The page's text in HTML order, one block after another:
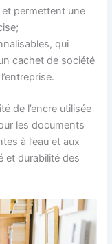
et permettent une
qui
cachet de société
de l’encre utilisée
les documents
à l’eau et aux
et durabilité des